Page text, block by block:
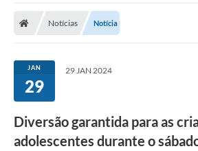
Notícias Notícia
JAN
29
29 JAN 2024
Diversão garantida para as
adolescentes durante o